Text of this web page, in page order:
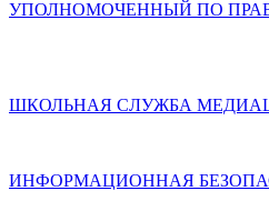
УПОЛНОМОЧЕННЫЙ ПО
ШКОЛЬНАЯ СЛУЖБА
ИНФОРМАЦИОННАЯ